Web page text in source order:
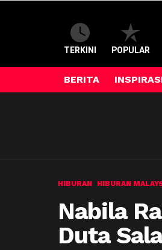
TERKINI POPULAR
BERITA
HIBURAN HIBURAN
Nabila
Duta